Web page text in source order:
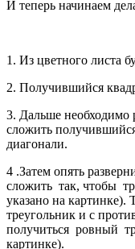
И теперь начинаем
1. Из цветного листа
2. Получившийся
3. Дальше необходимо
сложить
диагонали.
4 .Затем опять
сложить так, чтобы
указано на
треугольник и с
получиться ровный
картинке).